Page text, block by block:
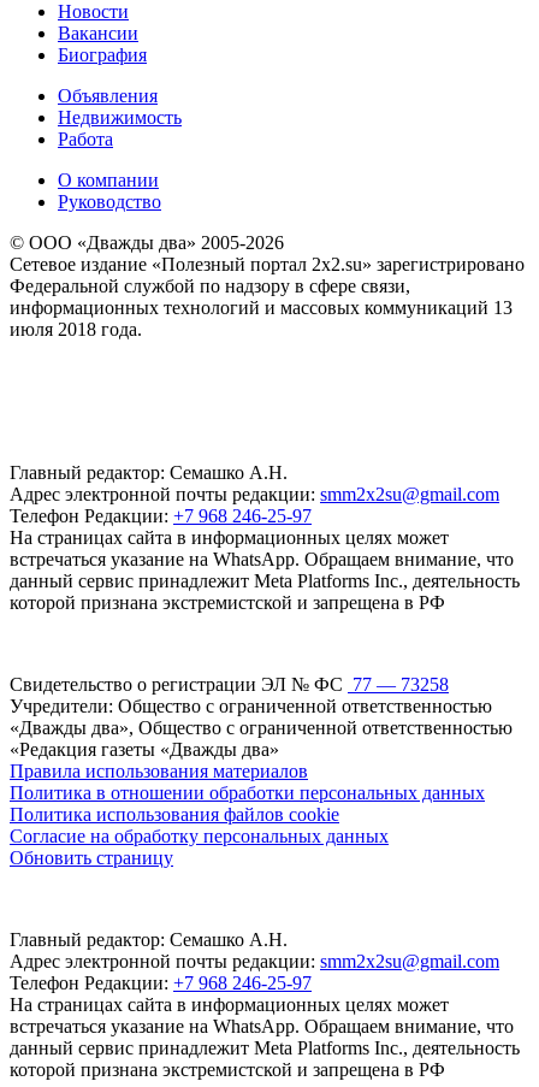
Новости
Вакансии
Биография
Объявления
Недвижимость
Работа
О компании
Руководство
© ООО «Дважды два» 2005-2026
Сетевое издание «Полезный портал 2x2.su» зарегистрировано
Федеральной службой по надзору в сфере связи,
информационных технологий и массовых коммуникаций 13
июля 2018 года.
Главный редактор: Семашко А.Н.
Адрес электронной почты редакции: smm2x2su@gmail.com
Телефон Редакции: +7 968 246-25-97
На страницах сайта в информационных целях может
встречаться указание на WhatsApp. Обращаем внимание, что
данный сервис принадлежит Meta Platforms Inc., деятельность
которой признана экстремистской и запрещена в РФ
Свидетельство о регистрации ЭЛ № ФС 77 — 73258
Учредители: Общество с ограниченной ответственностью
«Дважды два», Общество с ограниченной ответственностью
«Редакция газеты «Дважды два»
Правила использования материалов
Политика в отношении обработки персональных данных
Политика использования файлов cookie
Согласие на обработку персональных данных
Обновить страницу
Главный редактор: Семашко А.Н.
Адрес электронной почты редакции: smm2x2su@gmail.com
Телефон Редакции: +7 968 246-25-97
На страницах сайта в информационных целях может
встречаться указание на WhatsApp. Обращаем внимание, что
данный сервис принадлежит Meta Platforms Inc., деятельность
которой признана экстремистской и запрещена в РФ